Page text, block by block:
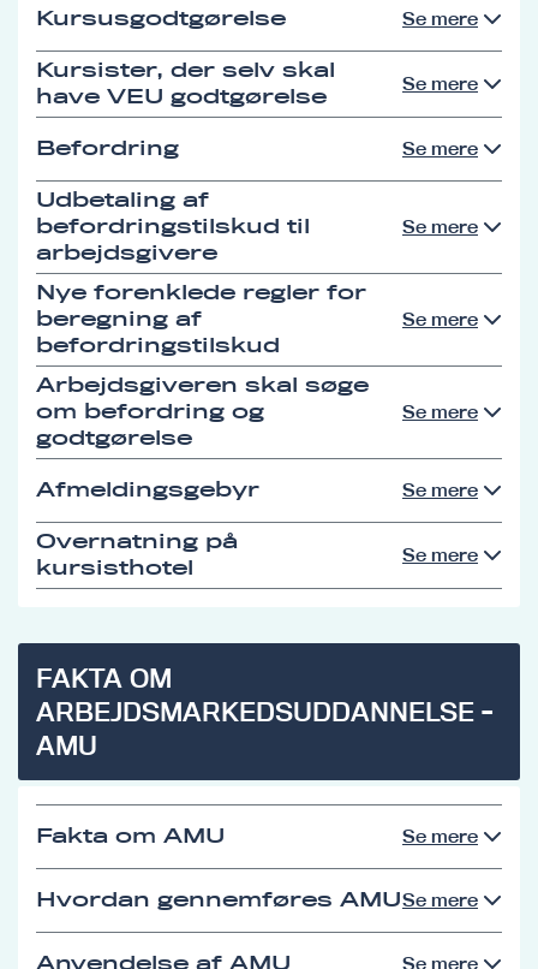
Kursusgodtgørelse Se mere
Kursister, der selv skal
have VEU godtgørelse
Se mere
Befordring Se mere
Udbetaling af
befordringstilskud til
arbejdsgivere
Se mere
Nye forenklede regler for
beregning af
befordringstilskud
Se mere
Arbejdsgiveren skal søge
om befordring og
godtgørelse
Se mere
Afmeldingsgebyr Se mere
Overnatning på
kursisthotel
Se mere
FAKTA OM
ARBEJDSMARKEDSUDDANNELSE -
AMU
Fakta om AMU Se mere
Hvordan gennemføres AMUSe mere
Anvendelse af AMU Se mere